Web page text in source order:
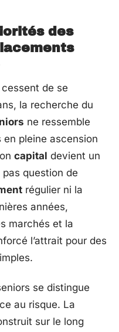
des
de se
la recherche du
ne ressemble
pleine ascension
capital devient un
question de
régulier ni la
années,
marchés et la
l’attrait pour des
se distingue
au risque. La
sur le long